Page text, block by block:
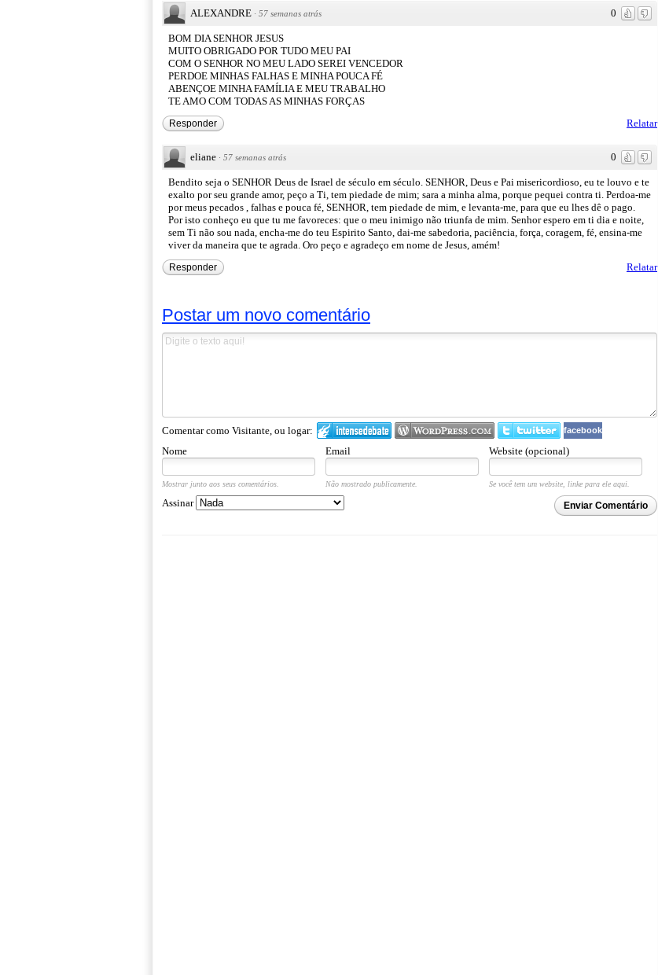
0
ALEXANDRE · 57 semanas atrás
BOM DIA SENHOR JESUS
MUITO OBRIGADO POR TUDO MEU PAI
COM O SENHOR NO MEU LADO SEREI VENCEDOR
PERDOE MINHAS FALHAS E MINHA POUCA FÉ
ABENÇOE MINHA FAMÍLIA E MEU TRABALHO
TE AMO COM TODAS AS MINHAS FORÇAS
Relatar
Responder
0
eliane · 57 semanas atrás
Bendito seja o SENHOR Deus de Israel de século em século. SENHOR, Deus e Pai misericordioso, eu te louvo e te
exalto por seu grande amor, peço a Ti, tem piedade de mim; sara a minha alma, porque pequei contra ti. Perdoa-me
por meus pecados , falhas e pouca fé, SENHOR, tem piedade de mim, e levanta-me, para que eu lhes dê o pago.
Por isto conheço eu que tu me favoreces: que o meu inimigo não triunfa de mim. Senhor espero em ti dia e noite,
sem Ti não sou nada, encha-me do teu Espirito Santo, dai-me sabedoria, paciência, força, coragem, fé, ensina-me
viver da maneira que te agrada. Oro peço e agradeço em nome de Jesus, amém!
Relatar
Responder
Postar um novo comentário
Comentar como Visitante, ou logar: facebook
Nome Email Website (opcional)
Mostrar junto aos seus comentários. Não mostrado publicamente. Se você tem um website, linke para ele aqui.
Enviar Comentário
Assinar